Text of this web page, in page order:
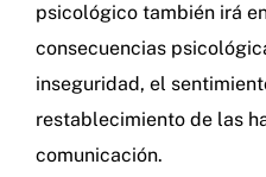
psicológico también irá
consecuencias
inseguridad, el
restablecimiento de las
comunicación.